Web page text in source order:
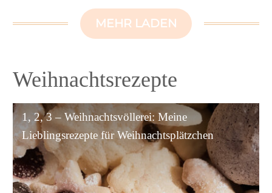
MEHR LADEN
Weihnachtsrezepte
1,
2,
3
–
Weihnachtsvöllerei:
Meine
1, 2, 3 – Weihnachtsvöllerei: Meine
Lieblingsrezepte für Weihnachtsplätzchen